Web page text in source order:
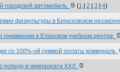
городской автомобиль (1 2 3 4)
физкультуры в Березовском незаконн
в Еланском учебном центре
со 100%-ой суммой оплаты коммуналь
победу в чемпионате КХЛ